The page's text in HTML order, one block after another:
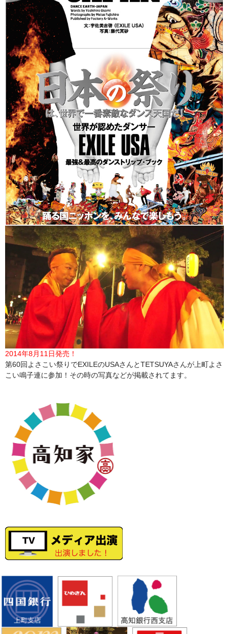
2014年8月11日発売！
第60回よさこい祭りでEXILEのUSAさんとTETSUYAさんが上町よさ
こい鳴子連に参加！その時の写真などが掲載されてます。